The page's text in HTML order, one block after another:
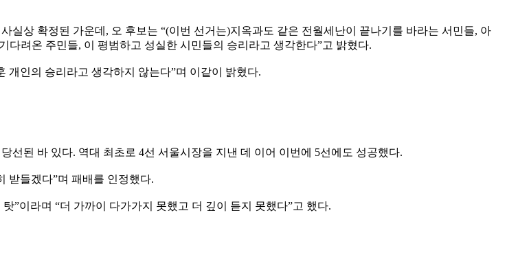
실상 확정된 가운데, 오 후보는 “(이번 선거는)지옥과도 같은 전월세난이 끝나기를 바라는 서민들, 아
려온 주민들, 이 평범하고 성실한 시민들의 승리라고 생각한다”고 밝혔다.
개인의 승리라고 생각하지 않는다”며 이같이 밝혔다.
선된 바 있다. 역대 최초로 4선 서울시장을 지낸 데 이어 이번에 5선에도 성공했다.
받들겠다”며 패배를 인정했다.
”이라며 “더 가까이 다가가지 못했고 더 깊이 듣지 못했다”고 했다.